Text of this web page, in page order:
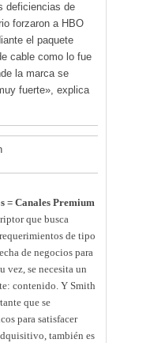
deficiencias de
forzaron a HBO
el paquete
cable como lo fue
la marca se
fuerte», explica
= Canales Premium
que busca
de tipo
de negocios para
vez, se necesita un
contenido. Y Smith
que se
para satisfacer
también es